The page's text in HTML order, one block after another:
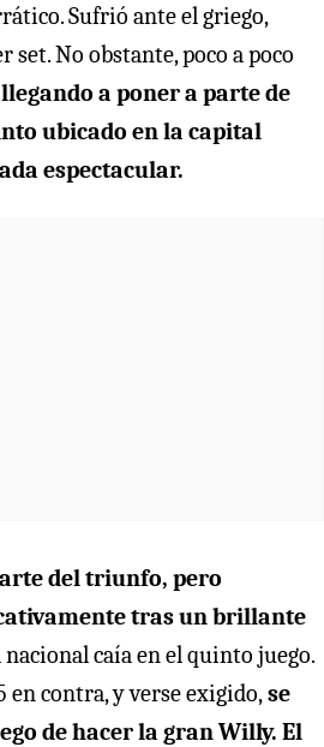
Sufrió ante el griego,
set. No obstante, poco a poco
llegando a poner a parte de
ubicado en la capital
espectacular.
del triunfo, pero
tras un brillante
nacional caía en el quinto juego.
en contra, y verse exigido,se
de hacer la gran Willy. El